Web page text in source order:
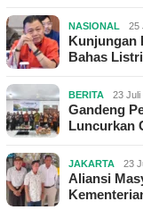
NASIONAL 25
Kunjungan
Bahas
BERITA 23 Juli
Gandeng
Luncurkan
JAKARTA 23
Aliansi